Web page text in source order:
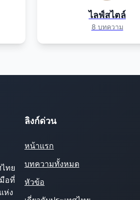
ไลฟ์สไตล์
8 บทความ
ทย
อที่
ห่ง
ลิงก์ด่วน
หน้าแรก
บทความทั้งหมด
หัวข้อ